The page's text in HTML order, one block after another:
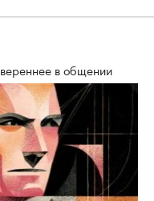
в общении